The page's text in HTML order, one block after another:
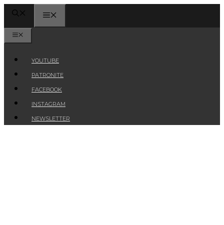
Przejdź
treści
YOUTUBE
PATRONITE
FACEBOOK
INSTAGRAM
NEWSLETTER